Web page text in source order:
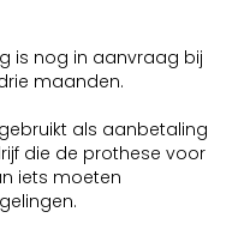
is nog in aanvraag bij
maanden.
als aanbetaling
die de prothese voor
iets moeten